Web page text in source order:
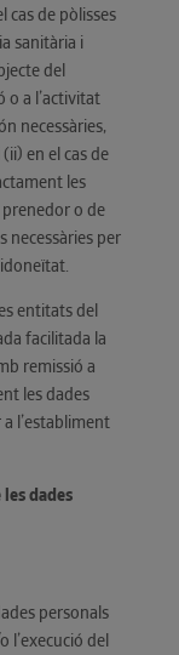
cas de pòlisses
sanitària i
del
o a l’activitat
necessàries,
en el cas de
les
o de
necessàries per
entitats del
facilitada la
remissió a
les dades
l’establiment
dades
personals
l’execució del